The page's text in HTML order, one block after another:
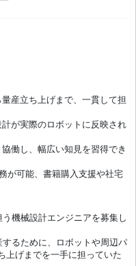
産立ち上げまで、一貫して担
が実際のロボットに反映され
働し、幅広い知見を習得でき
が可能、書籍購入支援や社宅
機械設計エンジニアを募集し
るために、ロボットや周辺パ
上げまでを一手に担っていた